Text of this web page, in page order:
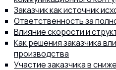
Заказчик как источник
Ответственность за
Влияние скорости и
Как решения заказчика
производства
Участие заказчика в